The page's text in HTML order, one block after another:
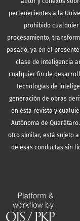
pertenecientes a la
prohibido
procesamiento,
pasado, ya en el
clase de inteligencia
cualquier fin de
tecnologías de
generación de obras
en esta revista y
Autónoma de
otro similar, está sujeto
de esas conductas sin